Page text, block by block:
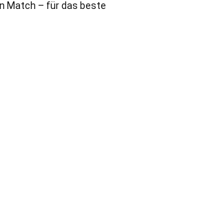
Match – für das beste